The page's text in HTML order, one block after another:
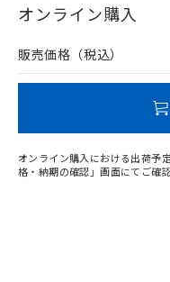
在庫等で未対応品が混
問い合わせください。
オンライン購入
販売価格（税込）
オンライン購入における出荷予
格・納期の確認」画面にてご確